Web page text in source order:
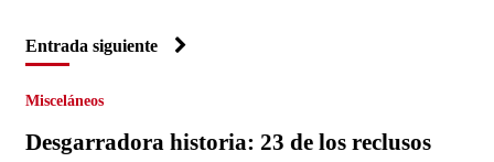
Entrada siguiente
Misceláneos
Desgarradora historia: 23 de los reclusos